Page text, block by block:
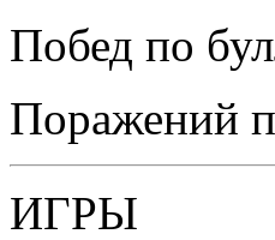
Побед по
Поражений
ИГРЫ